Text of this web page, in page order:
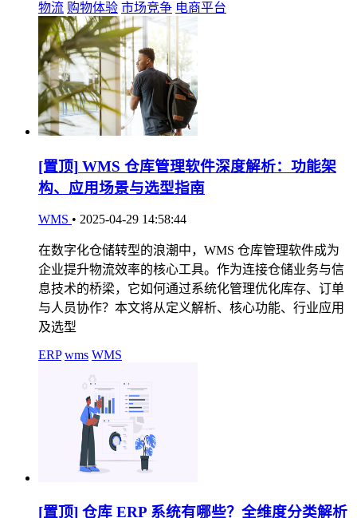
物流 购物体验 市场竞争 电商平台
[置顶] WMS 仓库管理软件深度解析：功能架
构、应用场景与选型指南
WMS • 2025-04-29 14:58:44
在数字化仓储转型的浪潮中，WMS 仓库管理软件成为
企业提升物流效率的核心工具。作为连接仓储业务与信
息技术的桥梁，它如何通过系统化管理优化库存、订单
与人员协作？本文将从定义解析、核心功能、行业应用
及选型
ERP wms WMS
[置顶] 仓库 ERP 系统有哪些？全维度分类解析